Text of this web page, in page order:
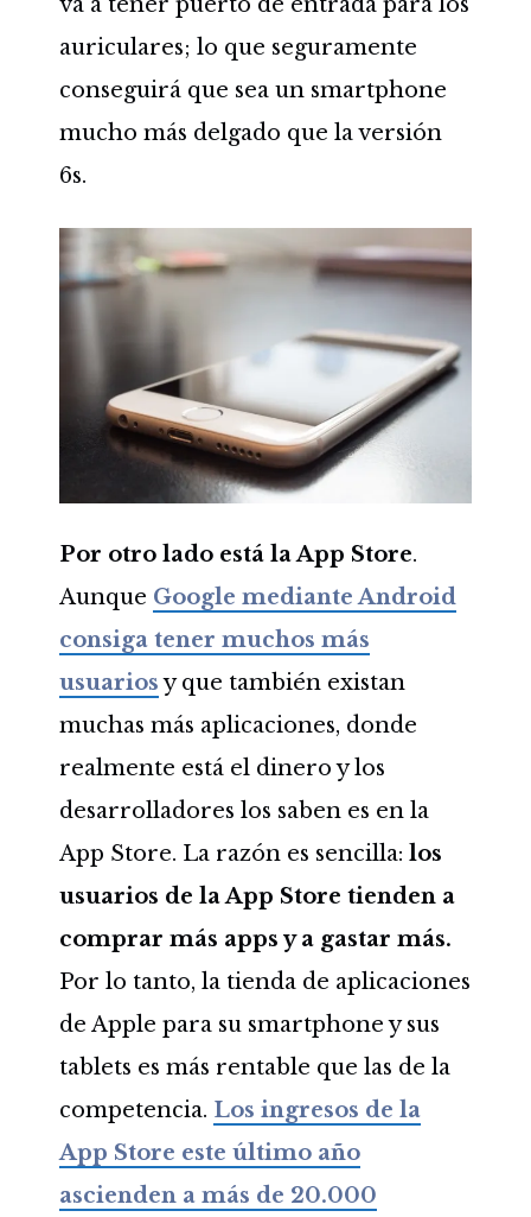
auriculares; lo que seguramente
conseguirá que sea un smartphone
mucho más delgado que la versión
6s.
Por otro lado está la App Store.
Aunque Google mediante Android
consiga tener muchos más
usuariosy que también existan
muchas más aplicaciones, donde
realmente está el dinero y los
desarrolladores los saben es en la
App Store. La razón es sencilla: los
usuarios de la App Store tienden a
comprar más apps y a gastar más.
Por lo tanto, la tienda de aplicaciones
de Apple para su smartphone y sus
tablets es más rentable que las de la
competencia. Los ingresos de la
App Store este último año
ascienden a más de 20.000